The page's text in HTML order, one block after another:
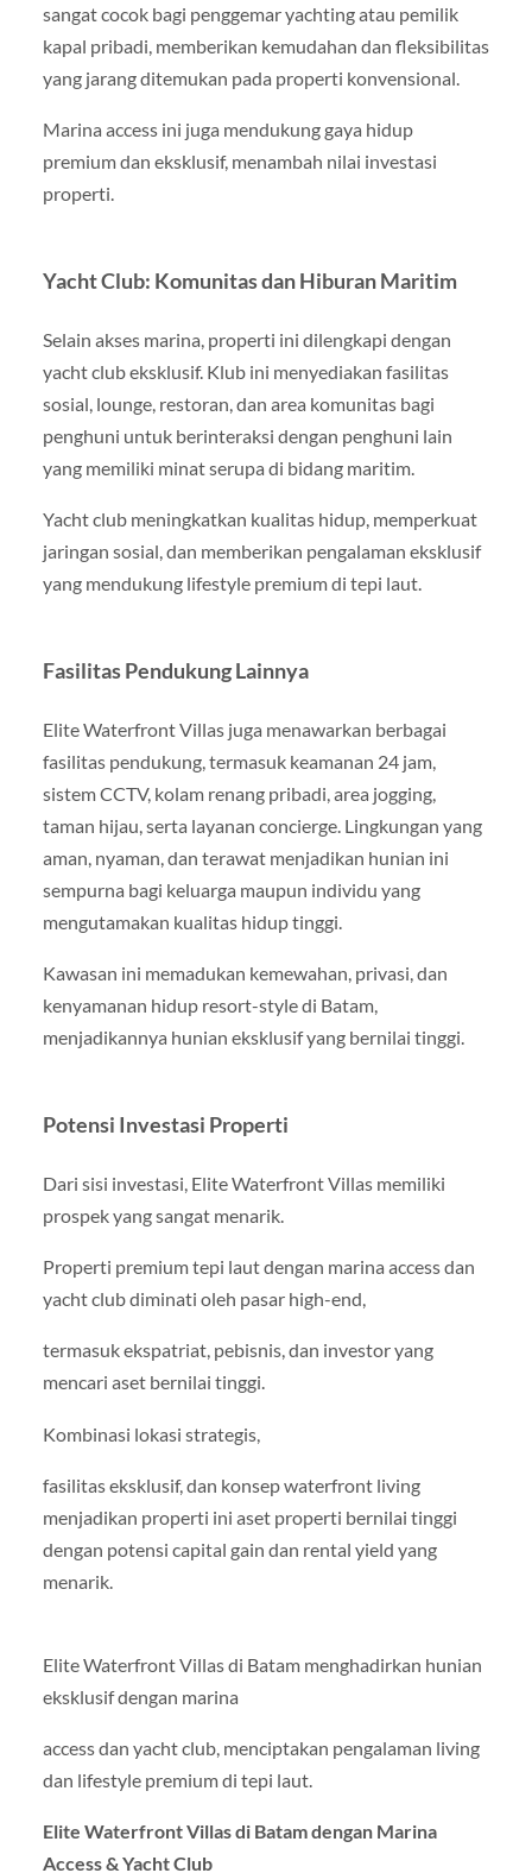
sangat cocok bagi penggemar yachting atau pemilik
kapal pribadi, memberikan kemudahan dan fleksibilitas
yang jarang ditemukan pada properti konvensional.
Marina access ini juga mendukung gaya hidup
premium dan eksklusif, menambah nilai investasi
properti.
Yacht Club: Komunitas dan Hiburan Maritim
Selain akses marina, properti ini dilengkapi dengan
yacht club eksklusif. Klub ini menyediakan fasilitas
sosial, lounge, restoran, dan area komunitas bagi
penghuni untuk berinteraksi dengan penghuni lain
yang memiliki minat serupa di bidang maritim.
Yacht club meningkatkan kualitas hidup, memperkuat
jaringan sosial, dan memberikan pengalaman eksklusif
yang mendukung lifestyle premium di tepi laut.
Fasilitas Pendukung Lainnya
Elite Waterfront Villas juga menawarkan berbagai
fasilitas pendukung, termasuk keamanan 24 jam,
sistem CCTV, kolam renang pribadi, area jogging,
taman hijau, serta layanan concierge. Lingkungan yang
aman, nyaman, dan terawat menjadikan hunian ini
sempurna bagi keluarga maupun individu yang
mengutamakan kualitas hidup tinggi.
Kawasan ini memadukan kemewahan, privasi, dan
kenyamanan hidup resort-style di Batam,
menjadikannya hunian eksklusif yang bernilai tinggi.
Potensi Investasi Properti
Dari sisi investasi, Elite Waterfront Villas memiliki
prospek yang sangat menarik.
Properti premium tepi laut dengan marina access dan
yacht club diminati oleh pasar high-end,
termasuk ekspatriat, pebisnis, dan investor yang
mencari aset bernilai tinggi.
Kombinasi lokasi strategis,
fasilitas eksklusif, dan konsep waterfront living
menjadikan properti ini aset properti bernilai tinggi
dengan potensi capital gain dan rental yield yang
menarik.
Elite Waterfront Villas di Batam menghadirkan hunian
eksklusif dengan marina
access dan yacht club, menciptakan pengalaman living
dan lifestyle premium di tepi laut.
Elite Waterfront Villas di Batam dengan Marina
Access & Yacht Club